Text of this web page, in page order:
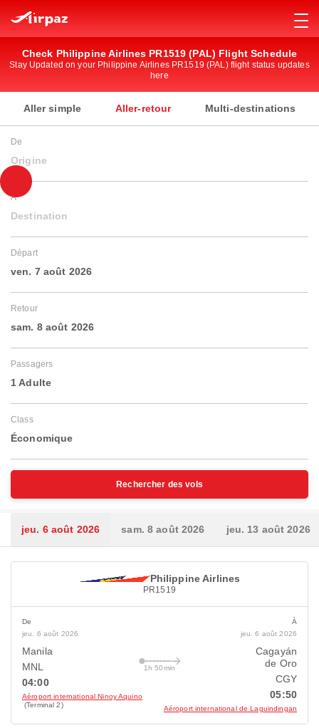
Check Philippine Airlines PR1519 (PAL) Flight Schedule
Stay Updated on your Philippine Airlines PR1519 (PAL) flight status updates
here
Aller simple Aller-retour Multi-destinations
De
Origine
À
Destination
Départ
ven. 7 août 2026
Retour
sam. 8 août 2026
Passagers
1 Adulte
Class
Économique
Rechercher des vols
jeu. 6 août 2026 sam. 8 août 2026 jeu. 13 août 2026
Philippine Airlines
PR1519
De
jeu. 6 août 2026
Manila
MNL
04:00
Aéroport international Ninoy Aquino
(Terminal 2)
1h 50min
À
jeu. 6 août 2026
Cagayán
de Oro
CGY
05:50
Aéroport international de Laguindingan